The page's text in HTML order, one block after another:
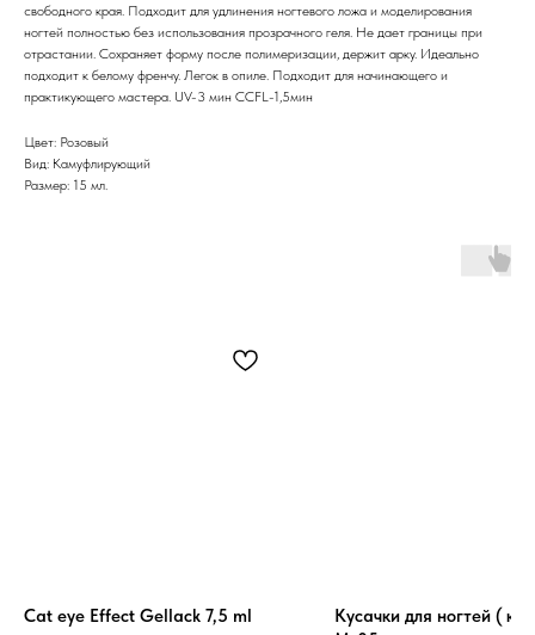
свободного края. Подходит для удлинения ногтевого ложа и моделирования
ногтей полностью без использования прозрачного геля. Не дает границы при
отрастании. Сохраняет форму после полимеризации, держит арку. Идеально
подходит к белому френчу. Легок в опиле. Подходит для начинающего и
практикующего мастера. UV-3 мин CCFL-1,5мин
Цвет: Розовый
Вид: Камуфлирующий
Размер: 15 мл.
Cat eye Effect Gellack 7,5 ml
Кусачки для ногтей (